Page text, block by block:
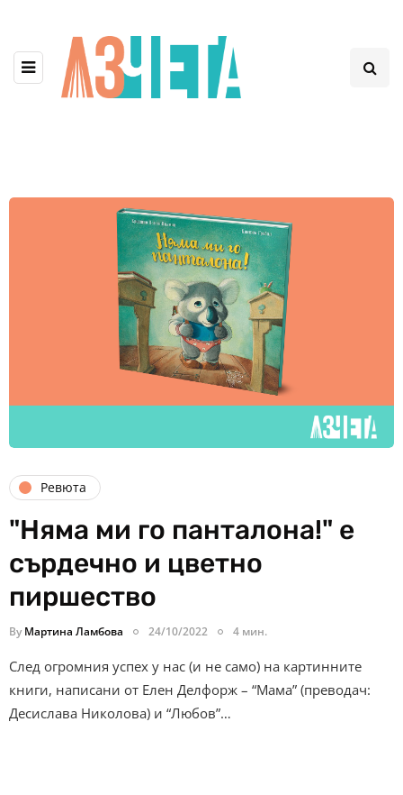
Ревюта
"Няма ми го панталона!" е
сърдечно и цветно
пиршество
By Мартина Ламбова 24/10/2022 4 мин.
След огромния успех у нас (и не само) на картинните
книги, написани от Елен Делфорж – “Мама” (преводач:
Десислава Николова) и “Любов”…